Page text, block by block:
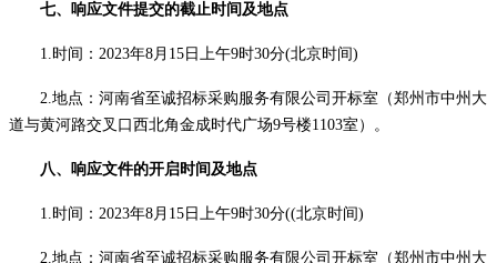
七、响应文件提交的截止时间及地点
1.时间：2023年8月 15 日上午9时30分(北京时间)
2.地点：河南省至诚招标采购服务有限公司开标室（郑州市中州大
道与黄河路交叉口西北角金成时代广场9号楼1103室）。
八、响应文件的开启时间及地点
1.时间：2023年8月 15 日上午9时30分((北京时间)
2.地点：河南省至诚招标采购服务有限公司开标室（郑州市中州大